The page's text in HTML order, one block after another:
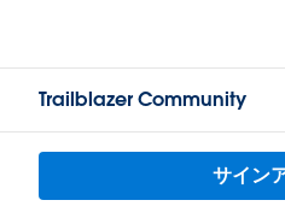
Trailblazer Community
サイン